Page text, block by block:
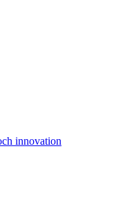
innovation